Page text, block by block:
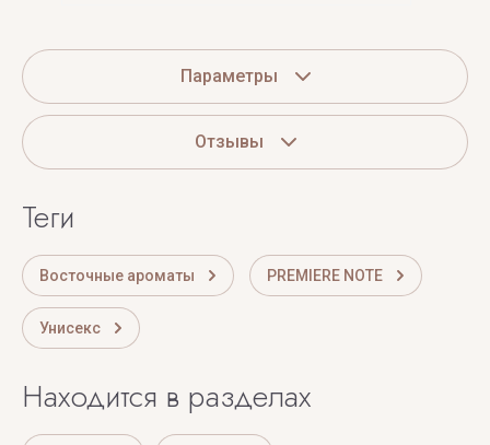
Параметры
Отзывы
теги
Восточные ароматы PREMIERE NOTE
Унисекс
Находится в разделах